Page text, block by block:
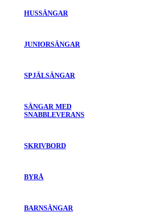
HUSSÄNGAR
JUNIORSÄNGAR
SPJÄLSÄNGAR
SÄNGAR MED
SNABBLEVERANS
SKRIVBORD
BYRÅ
BARNSÄNGAR